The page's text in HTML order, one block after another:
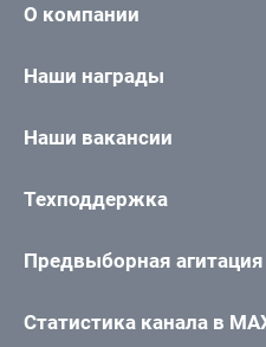
О компании
Наши награды
Наши вакансии
Техподдержка
Предвыборная агитация
Статистика канала в